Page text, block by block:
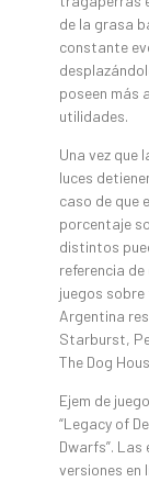
de la grasa
constante
poseen más
utilidades.
Una vez que
luces
caso de que
porcentaje
distintos
referencia
juegos
Argentina
Starburst,
The Dog
Ejem de
“Legacy of
Dwarfs”.
versiones en